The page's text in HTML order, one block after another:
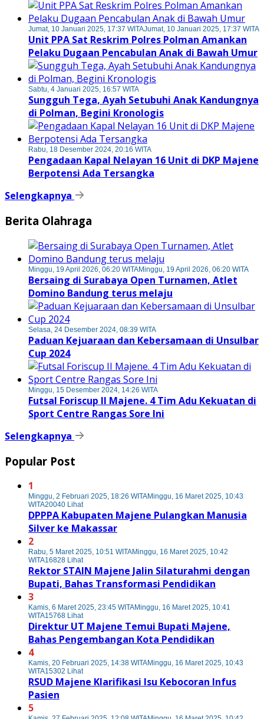
Jumat, 10 Januari 2025, 17:37 WITAJumat, 10 Januari 2025, 17:37 WITA
Unit PPA Sat Reskrim Polres Polman Amankan
Pelaku Dugaan Pencabulan Anak di Bawah Umur
Sabtu, 4 Januari 2025, 16:57 WITA
Sungguh Tega, Ayah Setubuhi Anak Kandungnya
di Polman, Begini Kronologis
Rabu, 18 Desember 2024, 20:16 WITA
Pengadaan Kapal Nelayan 16 Unit di DKP Majene
Berpotensi Ada Tersangka
Selengkapnya
Berita Olahraga
Minggu, 19 April 2026, 06:20 WITAMinggu, 19 April 2026, 06:20 WITA
Bersaing di Surabaya Open Turnamen, Atlet
Domino Bandung terus melaju
Selasa, 24 Desember 2024, 08:39 WITA
Paduan Kejuaraan dan Kebersamaan di Unsulbar
Cup 2024
Minggu, 15 Desember 2024, 14:26 WITA
Futsal Foriscup II Majene. 4 Tim Adu Kekuatan di
Sport Centre Rangas Sore Ini
Selengkapnya
Popular Post
1
Minggu, 2 Februari 2025, 18:26 WITAMinggu, 16 Maret 2025, 10:43
WITA20040 Lihat
DPPPA Kabupaten Majene Pulangkan Manusia
Silver ke Makassar
2
Rabu, 5 Maret 2025, 10:51 WITAMinggu, 16 Maret 2025, 10:42
WITA16828 Lihat
Rektor STAIN Majene Jalin Silaturahmi dengan
Bupati, Bahas Transformasi Pendidikan
3
Kamis, 6 Maret 2025, 23:45 WITAMinggu, 16 Maret 2025, 10:41
WITA15768 Lihat
Direktur UT Majene Temui Bupati Majene,
Bahas Pengembangan Kota Pendidikan
4
Kamis, 20 Februari 2025, 14:38 WITAMinggu, 16 Maret 2025, 10:43
WITA15302 Lihat
RSUD Majene Klarifikasi Isu Kebocoran Infus
Pasien
5